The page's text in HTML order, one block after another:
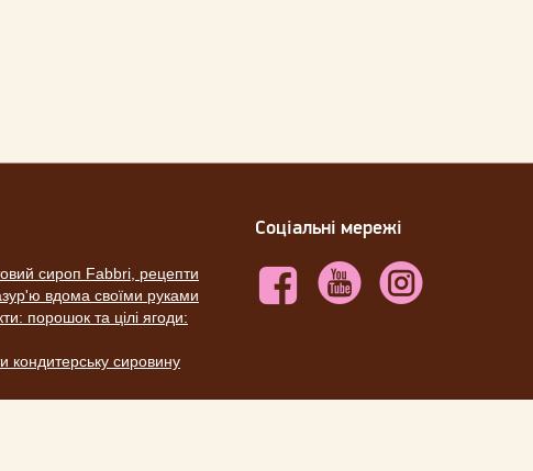
сироп Fabbri, рецепти
вдома своїми руками
порошок та цілі ягоди:
кондитерську сировину
Соціальні мережі